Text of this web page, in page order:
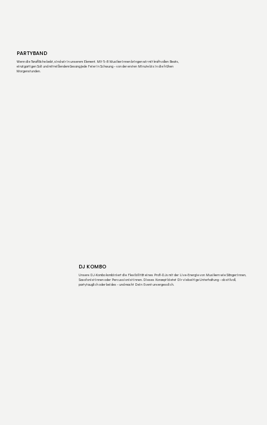
PARTYBAND
Wenn die Tanzfläche bebt, sind wir in unserem Element. Mit 5–8 Musiker:innen bringen wir mit kraftvollen Beats,
einzigartigen Soli und mitreißendem Gesang jede Feier in Schwung – von der ersten Minute bis in die frühen
Morgenstunden.
DJ KOMBO
Unsere DJ-Kombo kombiniert die Flexibilität eines Profi-DJs mit der Live-Energie von Musikern wie Sänger:innen,
Saxofonist:innen oder Percussionist:innen. Dieses Konzept bietet Dir vielseitige Unterhaltung – ob stilvoll,
partytauglich oder beides – und macht Dein Event unvergesslich.